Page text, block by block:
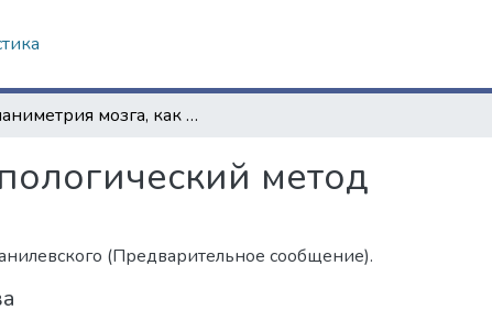
Планиметрия мозга, как антропологический метод
метод
(Предварительное сообщение).